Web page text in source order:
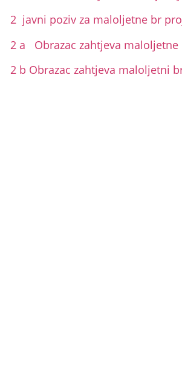
2 javni poziv za maloljetne br
2 a Obrazac zahtjeva
2 b Obrazac zahtjeva maloljetni